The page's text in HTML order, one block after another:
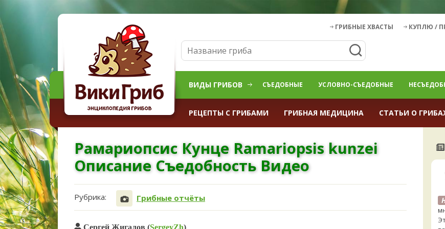
ГРИБНЫЕ ХВАСТЫ КУПЛЮ /
ВИДЫ ГРИБОВ СЪЕДОБНЫЕ УСЛОВНО-СЪЕДОБНЫЕ
РЕЦЕПТЫ С ГРИБАМИ ГРИБНАЯ МЕДИЦИНА СТАТЬИ О
Рамариопсис Кунце Ramariopsis kunzei
Описание Съедобность Видео
Рубрика: Грибные отчёты
Сергей Жигалов (SergeyZh)